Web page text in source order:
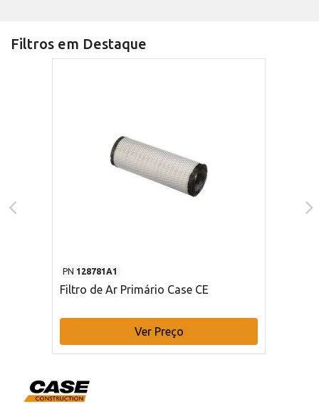
Filtros em Destaque
PN 128781A1
Filtro de Ar Primário Case CE
Ver Preço